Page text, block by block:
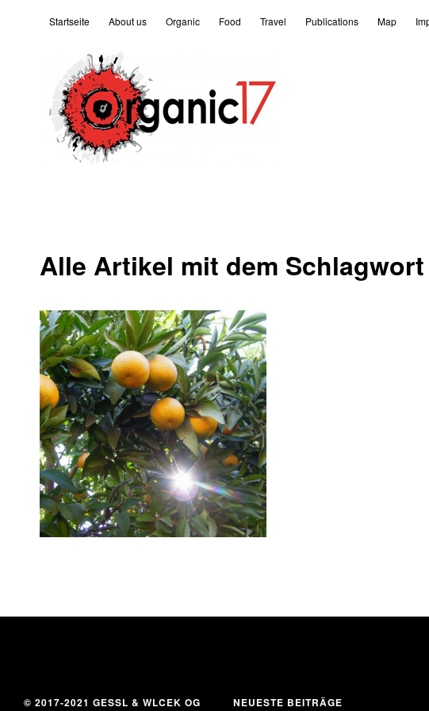
Startseite About us Organic Food Travel Publications Map
Alle Artikel mit dem Schlagwort
14. November 2016
© 2017-2021 GESSL & WLCEK OG NEUESTE BEITRÄGE